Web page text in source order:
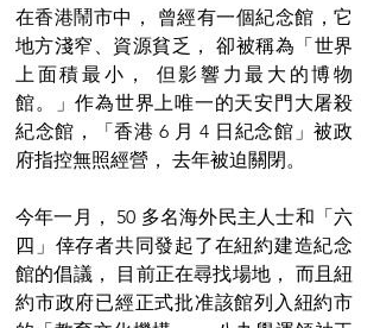
在香港鬧市中， 曾經有一個紀念館，它
地方淺窄、資源貧乏， 卻被稱為「世界
上面積最小， 但影響力最大的博物
館。」作為世界上唯一的天安門大屠殺
紀念館，「香港 6 月 4 日紀念館」被政
府指控無照經營， 去年被迫關閉。
今年一月， 50 多名海外民主人士和「六
四」倖存者共同發起了在紐約建造紀念
館的倡議， 目前正在尋找場地， 而且紐
約市政府已經正式批准該館列入紐約市